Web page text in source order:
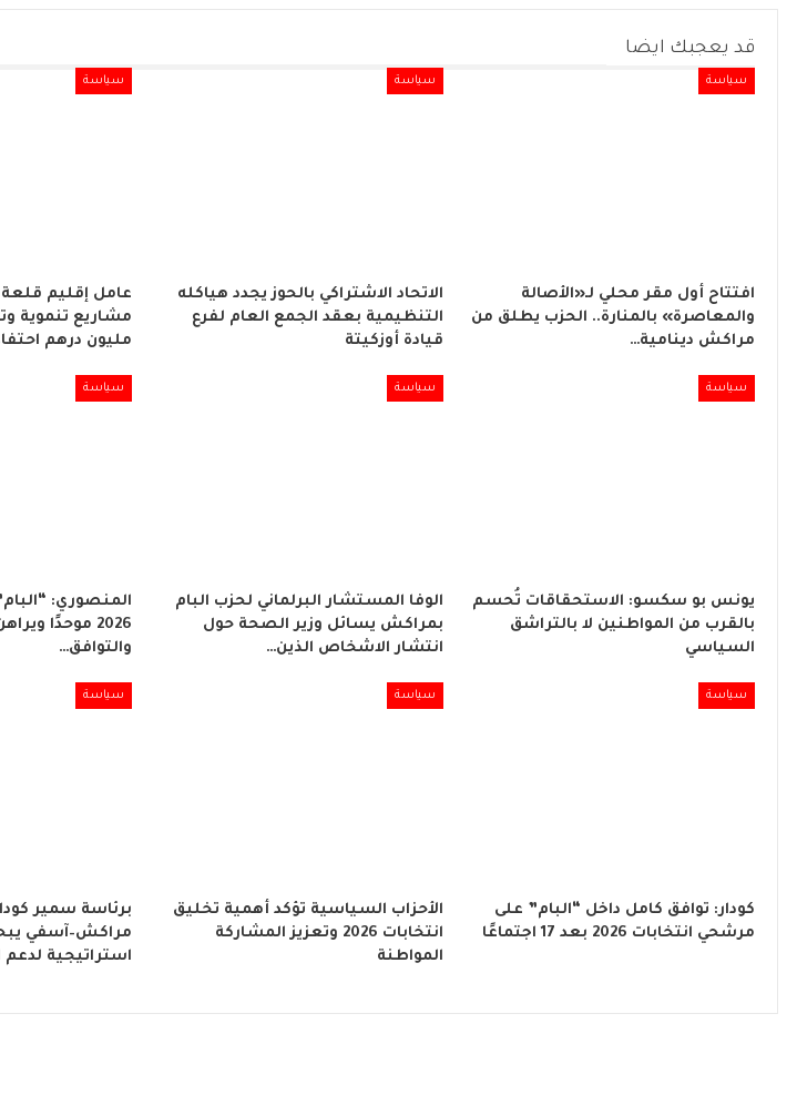
قد يعجبك ايضا
سياسة
افتتاح أول مقر محلي لـ«الأصالة
والمعاصرة» بالمنارة.. الحزب يطلق من
مراكش دينامية…
سياسة
الاتحاد الاشتراكي بالحوز يجدد هياكله
التنظيمية بعقد الجمع العام لفرع
قيادة أوزكيتة
سياسة
عامل إقليم
مليون درهم
سياسة
يونس بو سكسو: الاستحقاقات تُحسم
بالقرب من المواطنين لا بالتراشق
السياسي
سياسة
الوفا المستشار البرلماني لحزب البام
بمراكش يسائل وزير الصحة حول
انتشار الاشخاص الذين…
سياسة
المنصوري:
2026 موحدًا
والتوافق…
سياسة
كودار: توافق كامل داخل “البام” على
مرشحي انتخابات 2026 بعد 17 اجتماعًا
سياسة
الأحزاب السياسية تؤكد أهمية تخليق
انتخابات 2026 وتعزيز المشاركة
المواطنة
سياسة
برئاسة سمير
مراكش–آسفي
استراتيجية لدعم